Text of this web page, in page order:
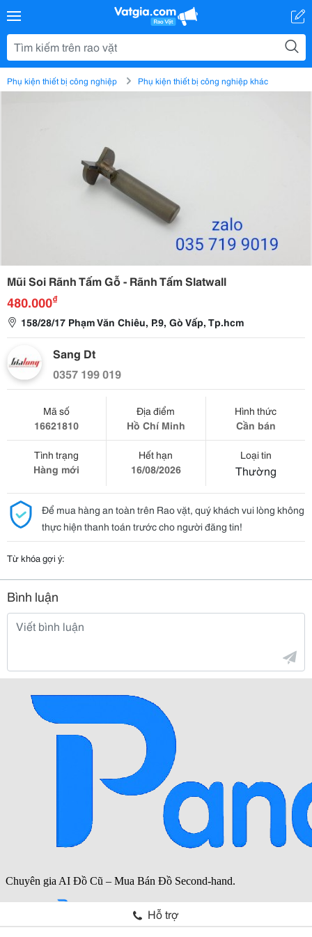
Phụ kiện thiết bị công nghiệp Phụ kiện thiết bị công nghiệp khác
Mũi Soi Rãnh Tấm Gỗ - Rãnh Tấm Slatwall
480.000₫
158/28/17 Phạm Văn Chiêu, P.9, Gò Vấp, Tp.hcm
Sang Dt
0357 199 019
Mã số
16621810
Địa điểm
Hồ Chí Minh
Hình thức
Cần bán
Tình trạng
Hàng mới
Hết hạn
16/08/2026
Loại tin
Thường
Để mua hàng an toàn trên Rao vặt, quý khách vui lòng không
thực hiện thanh toán trước cho người đăng tin!
Từ khóa gợi ý:
Bình luận
Hỗ trợ